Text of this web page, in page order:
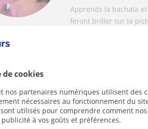
cookies
nos partenaires numériques utilisent des
nécessaires au fonctionnement du
utilisés pour comprendre comment
à vos goûts et préférences.
Apprends la bachata
feront briller sur la
Danse: Danse
Olivier Ansel